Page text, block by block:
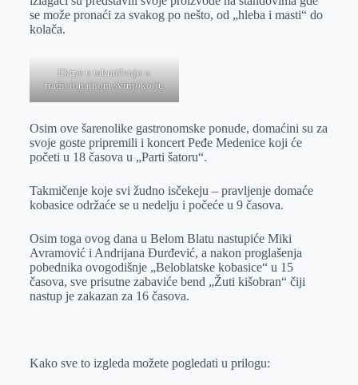
se može pronaći za svakog po nešto, od „hleba i masti“ do
kolača.
Ekipe u takmičenju u
tradicionalnom svinjokolju
Osim ove šarenolike gastronomske ponude, domaćini su za
svoje goste pripremili i koncert Peđe Medenice koji će
početi u 18 časova u „Parti šatoru“.
Takmičenje koje svi žudno isčekeju – pravljenje domaće
kobasice održaće se u nedelju i počeće u 9 časova.
Osim toga ovog dana u Belom Blatu nastupiće Miki
Avramović i Andrijana Đurđević, a nakon proglašenja
pobednika ovogodišnje „Beloblatske kobasice“ u 15
časova, sve prisutne zabaviće bend „Žuti kišobran“ čiji
nastup je zakazan za 16 časova.
Kako sve to izgleda možete pogledati u prilogu: